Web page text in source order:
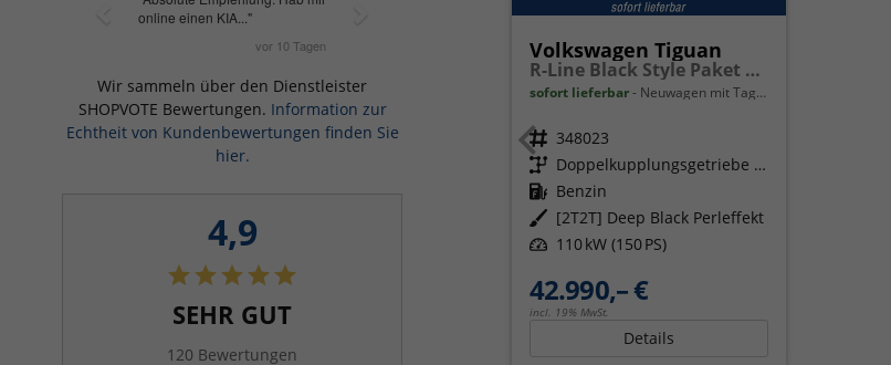
Volkswagen Tiguan
R-Line Black Style Paket Navi Matrix-LED ACC
sofort lieferbar Neuwagen mit Tageszulassung
Fahrzeugnr. 348023
Getriebe
Doppelkupplungsgetriebe (DSG)
Kraftstoff Benzin
Außenfarbe [2T2T] Deep Black Perleffekt
Leistung 110 kW (150 PS)
42.990,– €
incl. 19% MwSt.
Details
Wir sammeln über den Dienstleister
SHOPVOTE Bewertungen. Information zur
Echtheit von Kundenbewertungen finden Sie
hier.
4,9
SEHR GUT
120 Bewertungen